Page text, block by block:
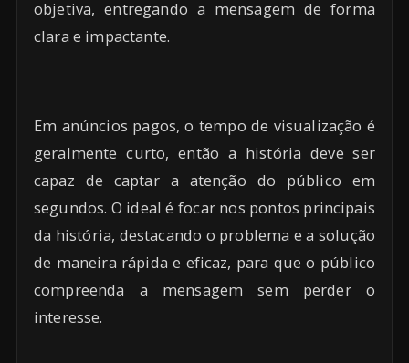
objetiva, entregando a mensagem de forma
clara e impactante.
Em anúncios pagos, o tempo de visualização é
geralmente curto, então a história deve ser
capaz de captar a atenção do público em
segundos. O ideal é focar nos pontos principais
da história, destacando o problema e a solução
de maneira rápida e eficaz, para que o público
compreenda a mensagem sem perder o
interesse.